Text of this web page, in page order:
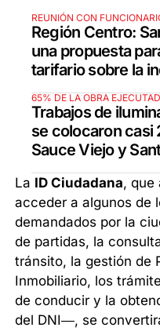
REUNIÓN CON
Región Centro:
una propuesta
tarifario sobre la
65% DE LA OBRA
Trabajos de
se colocaron casi
Sauce Viejo y
La ID Ciudadana, que
acceder a algunos de
demandados por la
de partidas, la
tránsito, la gestión de
Inmobiliario, los
de conducir y la
del DNI—, se